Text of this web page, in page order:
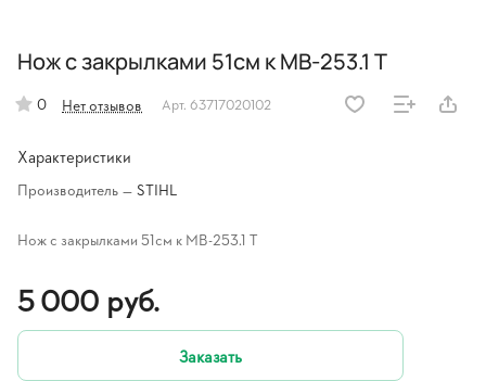
Нож с закрылками 51см к МВ-253.1 Т
0 Нет отзывов Арт. 63717020102
Характеристики
Производитель — STIHL
Нож с закрылками 51см к МВ-253.1 Т
5 000 руб.
Заказать